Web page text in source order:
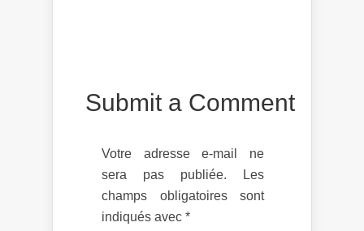
Submit a Comment
Votre adresse e-mail ne
sera pas publiée.
Les
champs obligatoires sont
indiqués avec *